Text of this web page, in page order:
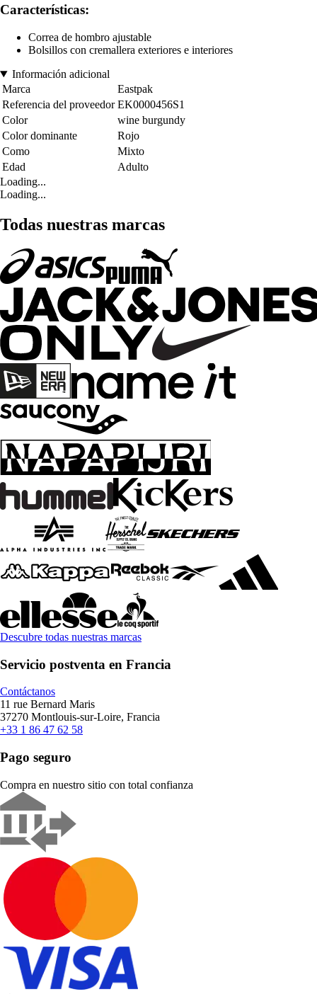
Características:
Correa de hombro ajustable
Bolsillos con cremallera exteriores e interiores
Información adicional
Marca
Eastpak
Referencia del proveedor EK0000456S1
Color
wine burgundy
Color dominante
Rojo
Como
Mixto
Edad
Adulto
Loading...
Loading...
Todas nuestras marcas
Descubre todas nuestras marcas
Servicio postventa en Francia
Contáctanos
11 rue Bernard Maris
37270 Montlouis-sur-Loire, Francia
+33 1 86 47 62 58
Pago seguro
Compra en nuestro sitio con total confianza